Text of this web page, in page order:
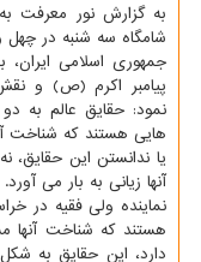
به گزارش نور معرفت
شامگاه سه شنبه در چهل
جمهوری اسلامی
پیامبر اکرم (ص) و
نمود: حقایق عالم
هایی هستند که شناخت
یا ندانستن این حقایق،
آنها زیانی به بار می آورد.
نماینده ولی فقیه در
هستند که شناخت آنها
دارد، این حقایق به